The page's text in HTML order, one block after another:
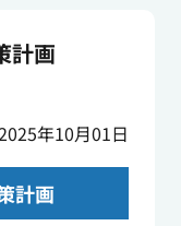
計画
年10月01日
計画